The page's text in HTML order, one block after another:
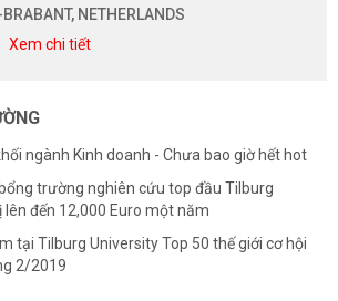
NETHERLANDS
Xem chi tiết
ngành Kinh doanh - Chưa bao giờ hết hot
trường nghiên cứu top đầu Tilburg
lên đến 12,000 Euro một năm
tại Tilburg University Top 50 thế giới cơ hội
2/2019